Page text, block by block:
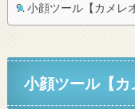
小顔ツール【カメレ
小顔ツール【カ